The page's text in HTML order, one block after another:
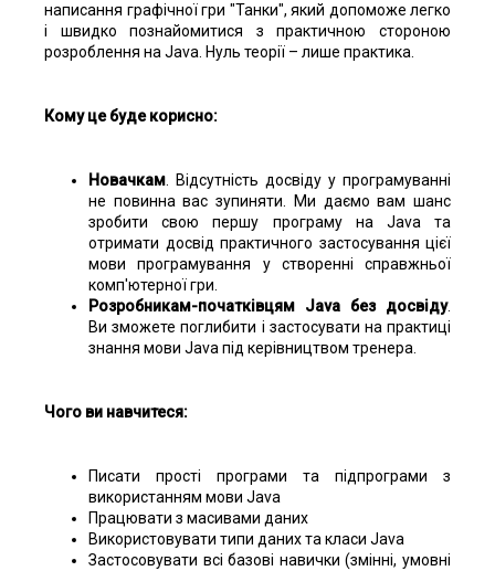
написання графічної гри "Танки", який допоможе легко
і швидко познайомитися з практичною стороною
розроблення на Java. Нуль теорії – лише практика.
Кому це буде корисно:
Новачкам. Відсутність досвіду у програмуванні
не повинна вас зупиняти. Ми даємо вам шанс
зробити свою першу програму на Java та
отримати досвід практичного застосування цієї
мови програмування у створенні справжньої
комп'ютерної гри.
Розробникам-початківцям Java без досвіду.
Ви зможете поглибити і застосувати на практиці
знання мови Java під керівництвом тренера.
Чого ви навчитеся:
Писати прості програми та підпрограми з
використанням мови Java
Працювати з масивами даних
Використовувати типи даних та класи Java
Застосовувати всі базові навички (змінні, умовні